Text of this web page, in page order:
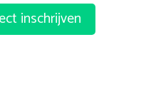
inschrijven